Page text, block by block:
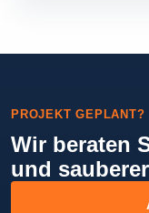
PROJEKT GEPLANT?
Wir beraten
und